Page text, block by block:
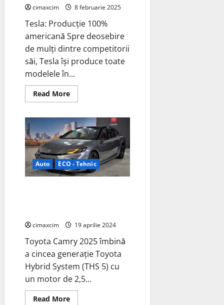
cimaxcim 8 februarie 2025
Tesla: Producție 100%
americană Spre deosebire
de mulți dintre competitorii
săi, Tesla își produce toate
modelele în...
Read MoreRead
more
lider
în
producția
autohtonă
din
2025
Auto ECO - Tehnic
cimaxcim 19 aprilie 2024
Toyota Camry 2025 îmbină
a cincea generație Toyota
Hybrid System (THS 5) cu
un motor de 2,5...
Read MoreRead